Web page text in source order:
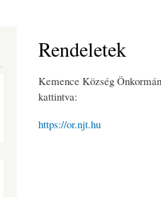
Rendeletek
Kemence Község
kattintva:
https://or.njt.hu